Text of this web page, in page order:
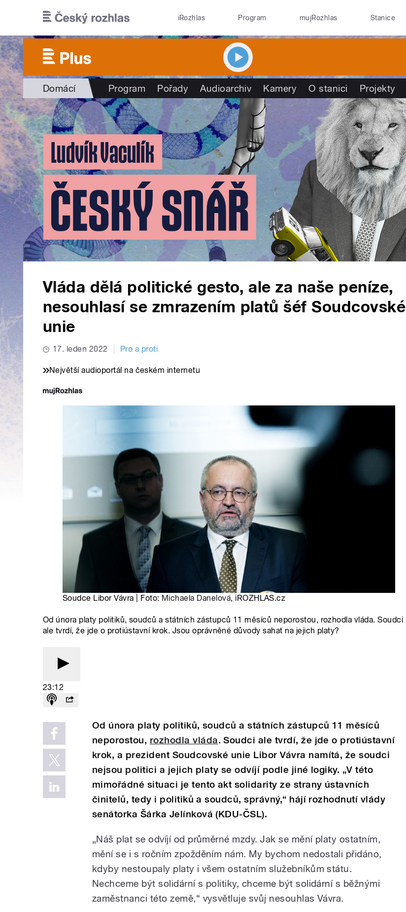
iRozhlas Program mujRozhlas Stanice
Domácí Program Pořady Audioarchiv Kamery O stanici Projekty
Vláda dělá politické gesto, ale za naše peníze,
nesouhlasí se zmrazením platů šéf Soudcovské
unie
17. leden 2022 Pro a proti
Největší audioportál na českém internetu
Soudce Libor Vávra | Foto: Michaela Danelová, iROZHLAS.cz
Od února platy politiků, soudců a státních zástupců 11 měsíců neporostou, rozhodla vláda. Soudci
ale tvrdí, že jde o protiústavní krok. Jsou oprávněné důvody sahat na jejich platy?
23:12
Od února platy politiků, soudců a státních zástupců 11 měsíců
neporostou, rozhodla vláda. Soudci ale tvrdí, že jde o protiústavní
krok, a prezident Soudcovské unie Libor Vávra namítá, že soudci
nejsou politici a jejich platy se odvíjí podle jiné logiky. „V této
mimořádné situaci je tento akt solidarity ze strany ústavních
činitelů, tedy i politiků a soudců, správný,“ hájí rozhodnutí vlády
senátorka Šárka Jelínková (KDU-ČSL).
„Náš plat se odvíjí od průměrné mzdy. Jak se mění platy ostatním,
mění se i s ročním zpožděním nám. My bychom nedostali přidáno,
kdyby nestoupaly platy i všem ostatním služebníkům státu.
Nechceme být solidární s politiky, chceme být solidární s běžnými
zaměstnanci této země,“ vysvětluje svůj nesouhlas Vávra.